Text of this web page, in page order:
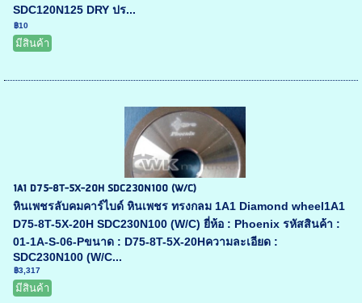
SDC120N125 DRY ปร...
฿10
มีสินค้า
1A1 D75-8T-5X-20H SDC230N100 (W/C)
หินเพชรลับคมคาร์ไบด์ หินเพชร ทรงกลม 1A1 Diamond wheel1A1
D75-8T-5X-20H SDC230N100 (W/C) ยี่ห้อ : Phoenix รหัสสินค้า :
01-1A-S-06-Pขนาด : D75-8T-5X-20Hความละเอียด :
SDC230N100 (W/C...
฿3,317
มีสินค้า